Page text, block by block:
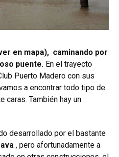
en mapa), caminando por
puente. En el trayecto
Puerto Madero con sus
a encontrar todo tipo de
caras. También hay un
desarrollado por el bastante
, pero afortunadamente a